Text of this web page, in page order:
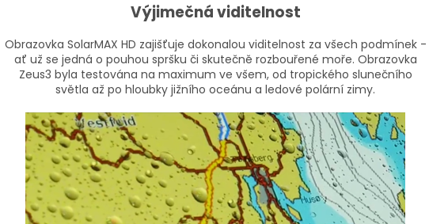
Výjimečná viditelnost
Obrazovka SolarMAX HD zajišťuje dokonalou viditelnost za všech podmínek -
ať už se jedná o pouhou spršku či skutečně rozbouřené moře. Obrazovka
Zeus3 byla testována na maximum ve všem, od tropického slunečního
světla až po hloubky jižního oceánu a ledové polární zimy.